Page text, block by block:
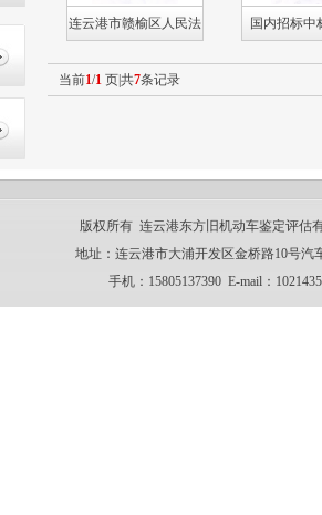
连云港市赣榆区人民法 国内招标中
当前1/1 页|共7条记录
版权所有 连云港东方旧机动车鉴定评
地址：连云港市大浦开发区金桥路10号汽
手机：15805137390 E-mail：